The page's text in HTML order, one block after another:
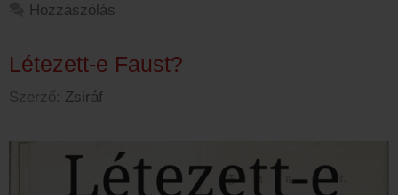
Hozzászólás
Létezett-e Faust?
Szerző: Zsiráf